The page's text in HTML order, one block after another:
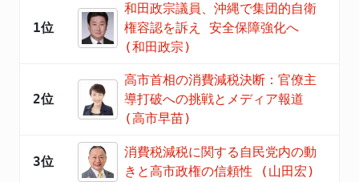
1位
和田政宗議員、沖縄で集団的自衛
権容認を訴え 安全保障強化へ
(和田政宗)
2位
高市首相の消費減税決断：官僚主
導打破への挑戦とメディア報道
(高市早苗)
3位
消費税減税に関する自民党内の動
きと高市政権の信頼性 (山田宏)